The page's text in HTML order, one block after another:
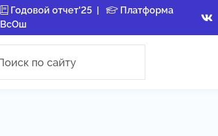
Годовой отчет'25|
Платформа
ВсОш